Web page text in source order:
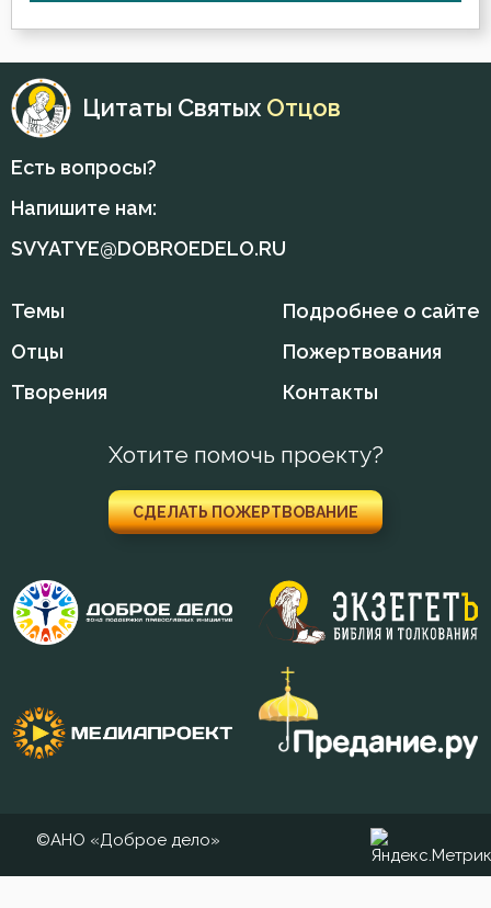
Оскорбление
Подвиг
Покаяние
Проповеди
Развлечение
Священники
Сквернословие
Смерть
Смысл жизни
Спасение
Цитаты Святых Отцов
Есть вопросы?
Напишите нам:
SVYATYE@DOBROEDELO.RU
Темы
Отцы
Творения
Подробнее о сайте
Пожертвования
Контакты
Хотите помочь проекту?
СДЕЛАТЬ ПОЖЕРТВОВАНИЕ
©АНО «Доброе дело»